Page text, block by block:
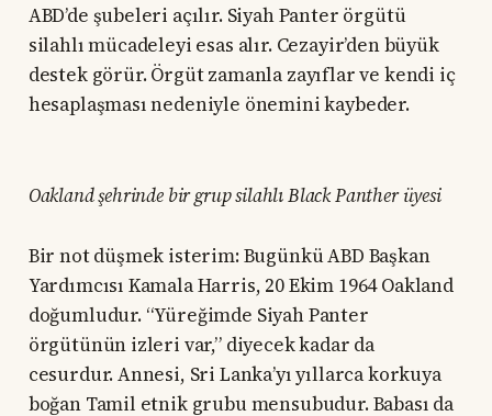
ABD’de şubeleri açılır. Siyah Panter örgütü
silahlı mücadeleyi esas alır. Cezayir’den büyük
destek görür. Örgüt zamanla zayıflar ve kendi iç
hesaplaşması nedeniyle önemini kaybeder.
Oakland şehrinde bir grup silahlı Black Panther üyesi
Bir not düşmek isterim: Bugünkü ABD Başkan
Yardımcısı Kamala Harris, 20 Ekim 1964 Oakland
doğumludur. “Yüreğimde Siyah Panter
örgütünün izleri var,” diyecek kadar da
cesurdur. Annesi, Sri Lanka’yı yıllarca korkuya
boğan Tamil etnik grubu mensubudur. Babası da